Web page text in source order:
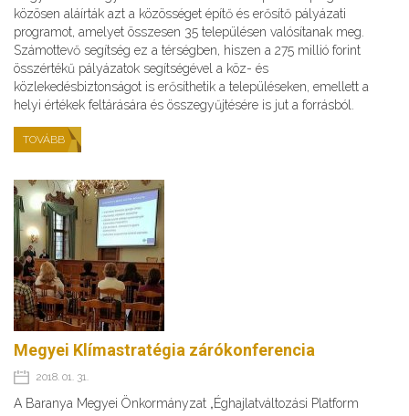
közösen aláírták azt a közösséget építő és erősítő pályázati
programot, amelyet összesen 35 településen valósítanak meg.
Számottevő segítség ez a térségben, hiszen a 275 millió forint
összértékű pályázatok segítségével a köz- és
közlekedésbiztonságot is erősíthetik a településeken, emellett a
helyi értékek feltárására és összegyűjtésére is jut a forrásból.
TOVÁBB
Megyei Klímastratégia zárókonferencia
2018. 01. 31.
A Baranya Megyei Önkormányzat „Éghajlatváltozási Platform